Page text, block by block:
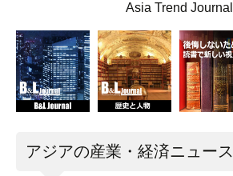
Asia Trend Journal
アジアの産業・経済ニュース